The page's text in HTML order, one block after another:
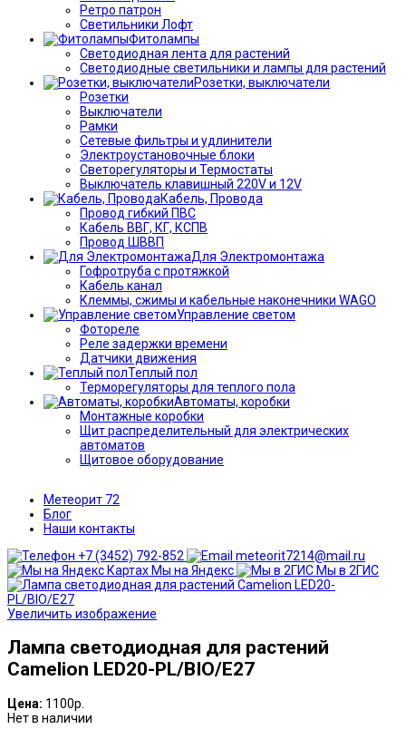
Ретро патрон
Светильники Лофт
Фитолампы
Светодиодная лента для растений
Светодиодные светильники и лампы для растений
Розетки, выключатели
Розетки
Выключатели
Рамки
Сетевые фильтры и удлинители
Электроустановочные блоки
Светорегуляторы и Термостаты
Выключатель клавишный 220V и 12V
Кабель, Провода
Провод гибкий ПВС
Кабель ВВГ, КГ, КСПВ
Провод ШВВП
Для Электромонтажа
Гофротруба с протяжкой
Кабель канал
Клеммы, сжимы и кабельные наконечники WAGO
Управление светом
Фотореле
Реле задержки времени
Датчики движения
Теплый пол
Терморегуляторы для теплого пола
Автоматы, коробки
Монтажные коробки
Щит распределительный для электрических
автоматов
Щитовое оборудование
Метеорит 72
Блог
Наши контакты
+7 (3452) 792-852
meteorit7214@mail.ru
Мы на Яндекс
Мы в 2ГИС
Увеличить изображение
Лампа светодиодная для растений
Camelion LED20-PL/BIO/E27
Цена: 1100р.
Нет в наличии